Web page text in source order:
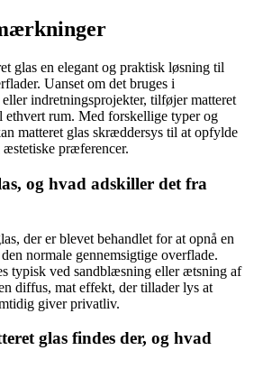
glas en elegant og praktisk løsning til
Uanset om det bruges i
indretningsprojekter, tilføjer matteret
ethvert rum. Med forskellige typer og
matteret glas skræddersys til at opfylde
præferencer.
og hvad adskiller det fra
der er blevet behandlet for at opnå en
normale gennemsigtige overflade.
typisk ved sandblæsning eller ætsning af
diffus, mat effekt, der tillader lys at
giver privatliv.
glas findes der, og hvad